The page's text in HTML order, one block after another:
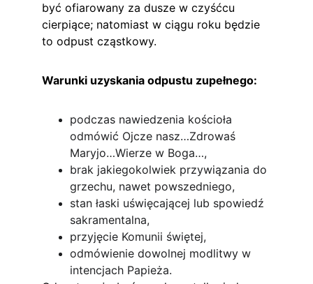
być ofiarowany za dusze w czyśćcu
cierpiące; natomiast w ciągu roku będzie
to odpust cząstkowy.
Warunki uzyskania odpustu zupełnego:
podczas nawiedzenia kościoła
odmówić Ojcze nasz…Zdrowaś
Maryjo…Wierze w Boga…,
brak jakiegokolwiek przywiązania do
grzechu, nawet powszedniego,
stan łaski uświęcającej lub spowiedź
sakramentalna,
przyjęcie Komunii świętej,
odmówienie dowolnej modlitwy w
intencjach Papieża.